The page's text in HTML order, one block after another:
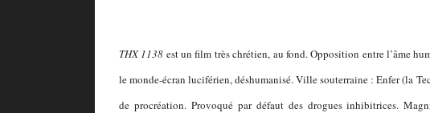
THX 1138 est un film très chrétien, au fond. Opposition entre l’âme
le monde-écran luciférien, déshumanisé. Ville souterraine : Enfer (la
de procréation. Provoqué par défaut des drogues inhibitrices.